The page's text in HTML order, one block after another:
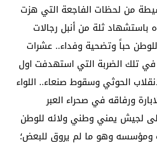
من لحظات الفاجعة التي هزت
باستشهاد ثلة من أنبل رجالات
حباً وتضحية وفداء.. عشرات
تلك الضربة التي استهدفت اول
الحوثي وسقوط صنعاء.. اللواء
ورفاقه في صحراء العبر
لجيش يمني وطني ولائه للوطن
ومؤسسه وهو ما لم يروق للبعض؛